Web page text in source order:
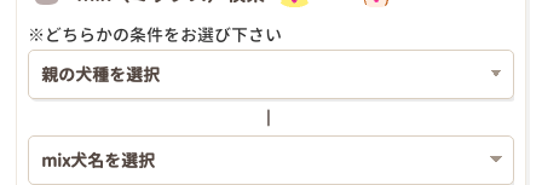
※どちらかの条件をお選び下さい